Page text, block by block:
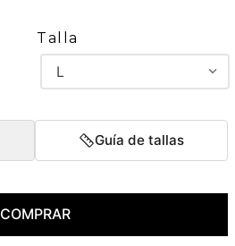
Talla
L
Guía de tallas
COMPRAR